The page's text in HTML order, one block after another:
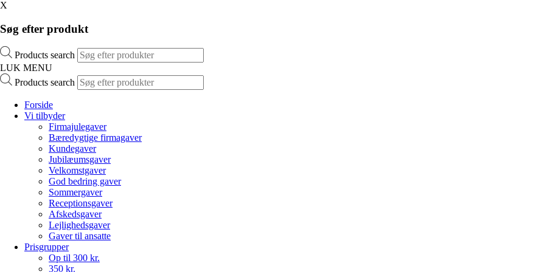
X
Søg efter produkt
Products search
LUK MENU
Products search
Forside
Vi tilbyder
Firmajulegaver
Bæredygtige firmagaver
Kundegaver
Jubilæumsgaver
Velkomstgaver
God bedring gaver
Sommergaver
Receptionsgaver
Afskedsgaver
Lejlighedsgaver
Gaver til ansatte
Prisgrupper
Op til 300 kr.
350 kr.